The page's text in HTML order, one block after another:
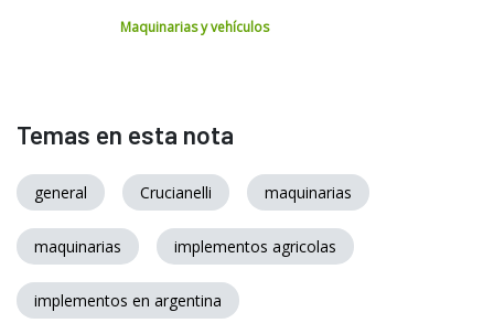
Maquinarias y vehículos
Temas en esta nota
general Crucianelli maquinarias
maquinarias implementos agricolas
implementos en argentina